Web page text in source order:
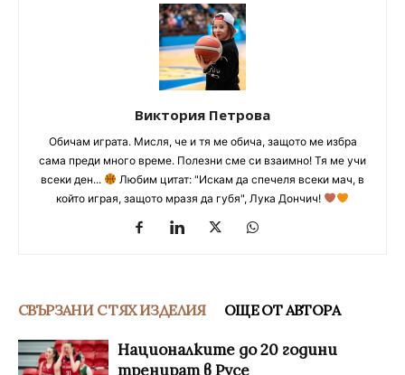
Виктория Петрова
Обичам играта. Мисля, че и тя ме обича, защото ме избра
сама преди много време. Полезни сме си взаимно! Тя ме учи
всеки ден...
Любим цитат: "Искам да спечеля всеки мач, в
който играя, защото мразя да губя", Лука Дончич!
СВЪРЗАНИ С ТЯХ ИЗДЕЛИЯ ОЩЕ ОТ АВТОРА
Националките до 20 години
тренират в Русе